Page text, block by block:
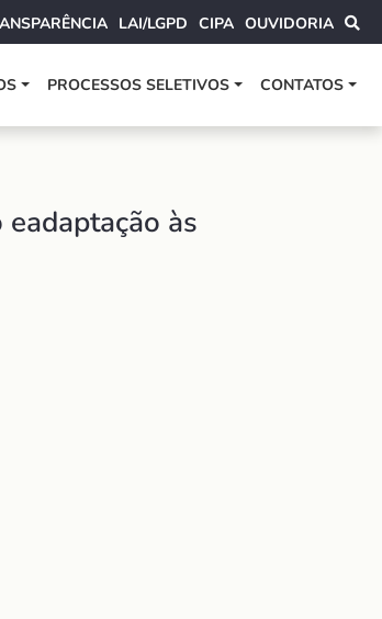
LAI/LGPD CIPA OUVIDORIA
PROCESSOS SELETIVOS CONTATOS
eadaptação às